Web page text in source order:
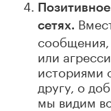
сетях.
сообщения,
или
историями
другу, о
мы видим